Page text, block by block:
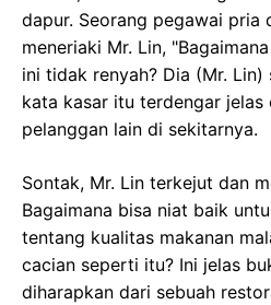
dapur. Seorang pegawai pria
meneriaki Mr. Lin,
ini tidak renyah? Dia (Mr.
kata kasar itu terdengar jelas
pelanggan lain di sekitarnya.
Sontak, Mr. Lin terkejut dan
Bagaimana bisa niat baik
tentang kualitas makanan
cacian seperti itu? Ini jelas
diharapkan dari sebuah